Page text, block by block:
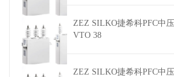
ZEZ SILKO捷希科PFC中
VTO 38
ZEZ SILKO捷希科PFC中